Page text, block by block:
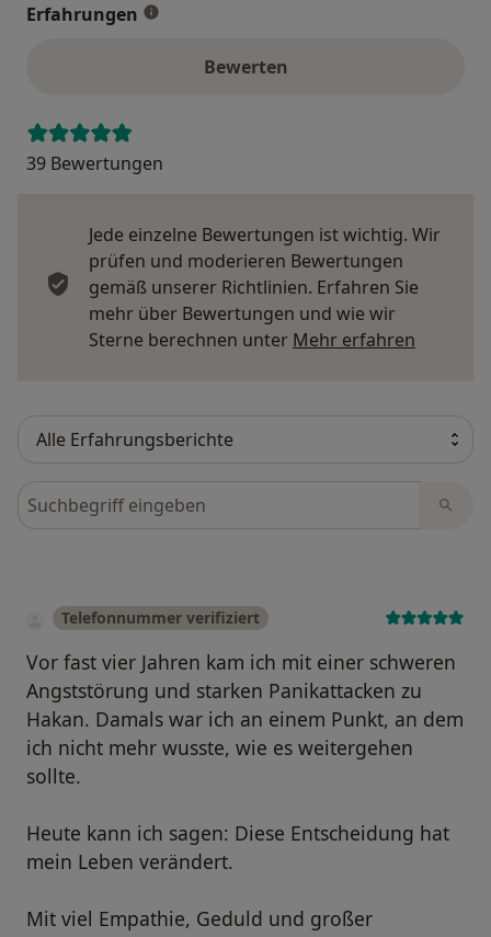
Erfahrungen
Bewerten
39 Bewertungen
Jede einzelne Bewertungen ist wichtig. Wir
prüfen und moderieren Bewertungen
gemäß unserer Richtlinien. Erfahren Sie
mehr über Bewertungen und wie wir
Sterne berechnen unter Mehr erfahren
Bewertungen durchsuchen
Telefonnummer verifiziert
Vor fast vier Jahren kam ich mit einer schweren
Angststörung und starken Panikattacken zu
Hakan. Damals war ich an einem Punkt, an dem
ich nicht mehr wusste, wie es weitergehen
sollte.
Heute kann ich sagen: Diese Entscheidung hat
mein Leben verändert.
Mit viel Empathie, Geduld und großer